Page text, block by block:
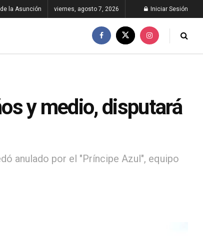
la Asunción viernes, agosto 7, 2026 Iniciar Sesión
y medio, disputará
anulado por el "Príncipe Azul", equipo